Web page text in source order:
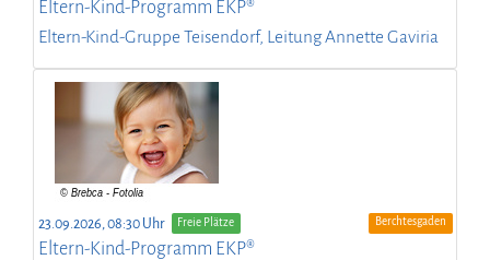
Eltern-Kind-Programm EKP®
Eltern-Kind-Gruppe Teisendorf, Leitung Annette Gaviria
23.09.2026, 08:30 Uhr Freie Plätze Berchtesgaden
Eltern-Kind-Programm EKP®